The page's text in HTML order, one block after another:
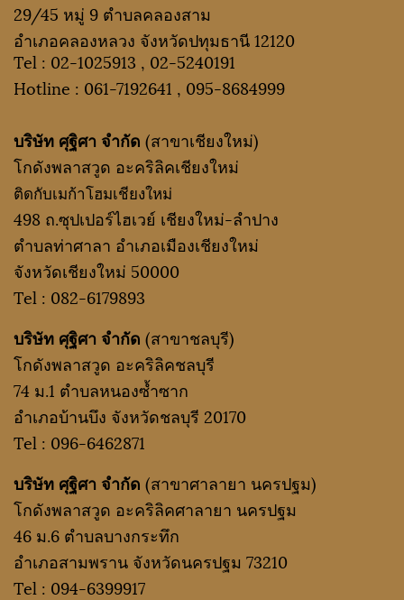
29/45 หมู่ 9 ตำบลคลองสาม
อำเภอคลองหลวง จังหวัดปทุมธานี 12120
Tel : 02-1025913 , 02-5240191
Hotline : 061-7192641 , 095-8684999
บริษัท ศุฐิศา จำกัด (สาขาเชียงใหม่)
โกดังพลาสวูด อะคริลิคเชียงใหม่
ติดกับเมก้าโฮมเชียงใหม่
498 ถ.ซุปเปอร์ไฮเวย์ เชียงใหม่-ลำปาง
ตำบลท่าศาลา อำเภอเมืองเชียงใหม่
จังหวัดเชียงใหม่ 50000
Tel : 082-6179893
บริษัท ศุฐิศา จำกัด (สาขาชลบุรี)
โกดังพลาสวูด อะคริลิคชลบุรี
74 ม.1 ตำบลหนองซ้ำซาก
อำเภอบ้านบึง จังหวัดชลบุรี 20170
Tel : 096-6462871
บริษัท ศุฐิศา จำกัด (สาขาศาลายา นครปฐม)
โกดังพลาสวูด อะคริลิคศาลายา นครปฐม
46 ม.6 ตำบลบางกระทึก
อำเภอสามพราน จังหวัดนครปฐม 73210
Tel : 094-6399917